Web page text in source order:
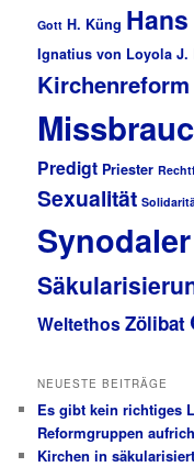
Gott H. Küng
Ignatius von Loyola J.
Kirchenreform
Predigt Priester
Sexualität
WeltethosZölibat
NEUESTE BEITRÄGE
Es gibt kein richtiges
Reformgruppen
Kirchen in